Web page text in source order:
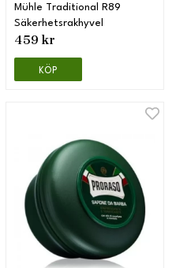
Mühle Traditional R89
Säkerhetsrakhyvel
459 kr
KÖP